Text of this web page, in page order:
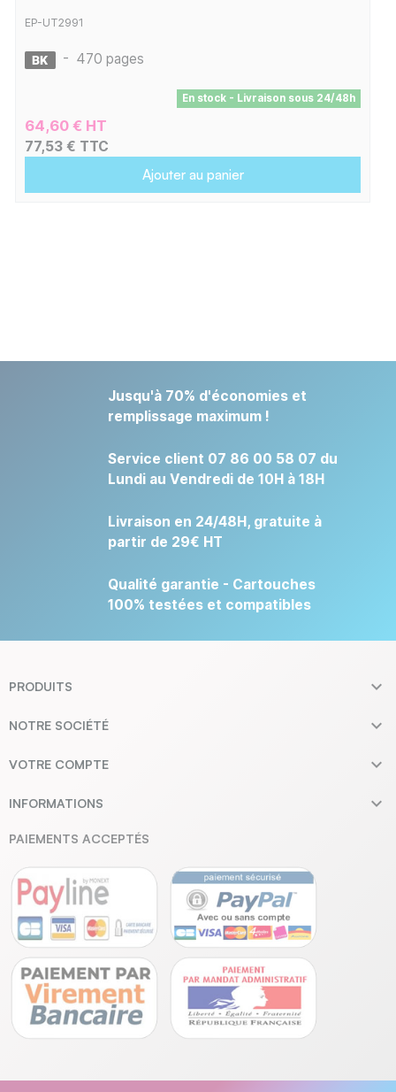
EP-UT2991
- 470 pages
En stock - Livraison sous 24/48h
64,60 € HT
77,53 € TTC
Ajouter au panier
Jusqu'à 70% d'économies et
remplissage maximum !
Service client 07 86 00 58 07 du
Lundi au Vendredi de 10H à 18H
Livraison en 24/48H, gratuite à
partir de 29€ HT
Qualité garantie - Cartouches
100% testées et compatibles
PRODUITS 
NOTRE SOCIÉTÉ 
VOTRE COMPTE 
INFORMATIONS 
PAIEMENTS ACCEPTÉS